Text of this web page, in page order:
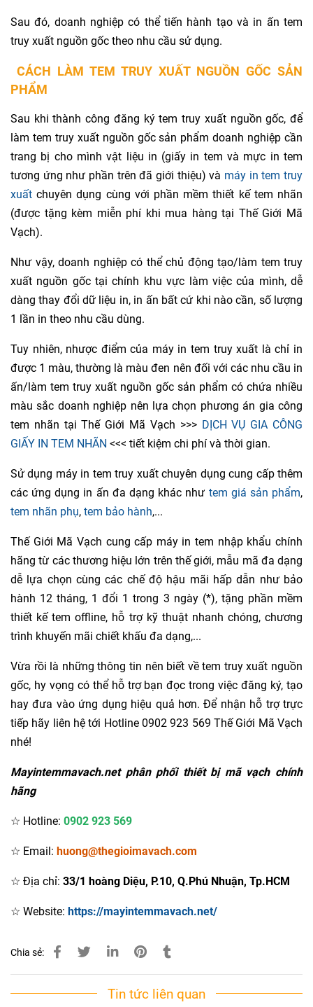
Sau đó, doanh nghiệp có thể tiến hành tạo và in ấn tem
truy xuất nguồn gốc theo nhu cầu sử dụng.
CÁCH LÀM TEM TRUY XUẤT NGUỒN GỐC SẢN
PHẨM
Sau khi thành công đăng ký tem truy xuất nguồn gốc, để
làm tem truy xuất nguồn gốc sản phẩm doanh nghiệp cần
trang bị cho mình vật liệu in (giấy in tem và mực in tem
tương ứng như phần trên đã giới thiệu) và máy in tem truy
xuất chuyên dụng cùng với phần mềm thiết kế tem nhãn
(được tặng kèm miễn phí khi mua hàng tại Thế Giới Mã
Vạch).
Như vậy, doanh nghiệp có thể chủ động tạo/làm tem truy
xuất nguồn gốc tại chính khu vực làm việc của mình, dễ
dàng thay đổi dữ liệu in, in ấn bất cứ khi nào cần, số lượng
1 lần in theo nhu cầu dùng.
Tuy nhiên, nhược điểm của máy in tem truy xuất là chỉ in
được 1 màu, thường là màu đen nên đối với các nhu cầu in
ấn/làm tem truy xuất nguồn gốc sản phẩm có chứa nhiều
màu sắc doanh nghiệp nên lựa chọn phương án gia công
tem nhãn tại Thế Giới Mã Vạch >>> DỊCH VỤ GIA CÔNG
GIẤY IN TEM NHÃN <<< tiết kiệm chi phí và thời gian.
Sử dụng máy in tem truy xuất chuyên dụng cung cấp thêm
các ứng dụng in ấn đa dạng khác như tem giá sản phẩm,
tem nhãn phụ, tem bảo hành,...
Thế Giới Mã Vạch cung cấp máy in tem nhập khẩu chính
hãng từ các thương hiệu lớn trên thế giới, mẫu mã đa dạng
dễ lựa chọn cùng các chế độ hậu mãi hấp dẫn như bảo
hành 12 tháng, 1 đổi 1 trong 3 ngày (*), tặng phần mềm
thiết kế tem offline, hỗ trợ kỹ thuật nhanh chóng, chương
trình khuyến mãi chiết khấu đa dạng,...
Vừa rồi là những thông tin nên biết về tem truy xuất nguồn
gốc, hy vọng có thể hỗ trợ bạn đọc trong việc đăng ký, tạo
hay đưa vào ứng dụng hiệu quả hơn. Để nhận hỗ trợ trực
tiếp hãy liên hệ tới Hotline 0902 923 569 Thế Giới Mã Vạch
nhé!
Mayintemmavach.net phân phối thiết bị mã vạch chính
hãng
☆ Hotline: 0902 923 569
☆ Email: huong@thegioimavach.com
☆ Địa chỉ: 33/1 hoàng Diệu, P.10, Q.Phú Nhuận, Tp.HCM
☆ Website: https://mayintemmavach.net/
Chia sẻ:
Tin tức liên quan